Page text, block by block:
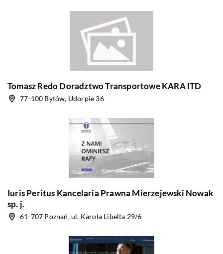
Tomasz Redo Doradztwo Transportowe KARA ITD
77-100 Bytów, Udorpie 36
Iuris Peritus Kancelaria Prawna Mierzejewski Nowak
sp. j.
61-707 Poznań, ul. Karola Libelta 29/6